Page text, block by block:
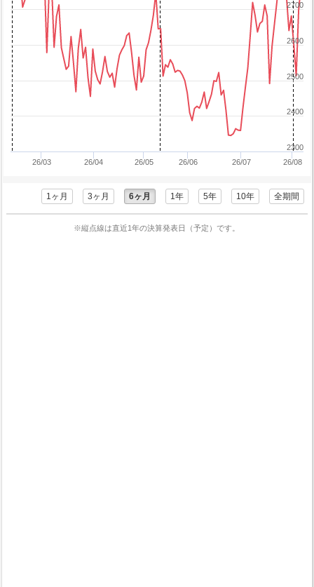
26/03 26/04 26/05 26/06 26/07 26/08
2300
2400
2500
2600
2700
1ヶ月 3ヶ月 6ヶ月 1年 5年 10年 全期間
※縦点線は直近1年の決算発表日（予定）です。